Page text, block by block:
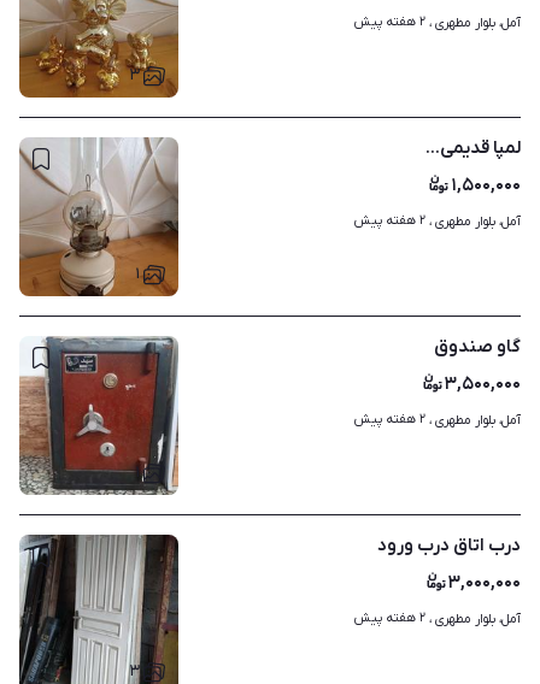
۳
آمل، بلوار مطهری ، ۲ هفته پیش
۱
لمپا قدیمی...
۱,۵۰۰,۰۰۰
آمل، بلوار مطهری ، ۲ هفته پیش
۱
گاو صندوق ‌
۳,۵۰۰,۰۰۰
آمل، بلوار مطهری ، ۲ هفته پیش
۳
درب اتاق درب ورود
۳,۰۰۰,۰۰۰
آمل، بلوار مطهری ، ۲ هفته پیش